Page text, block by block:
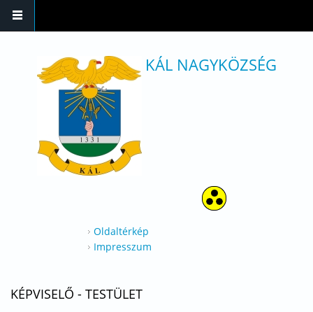
KÁL NAGYKÖZSÉG
Oldaltérkép
Impresszum
KÉPVISELŐ - TESTÜLET